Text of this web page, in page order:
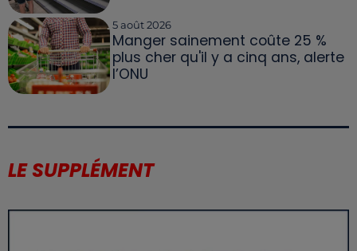
5 août 2026
Manger sainement coûte 25 %
plus cher qu'il y a cinq ans, alerte
l’ONU
LE SUPPLÉMENT